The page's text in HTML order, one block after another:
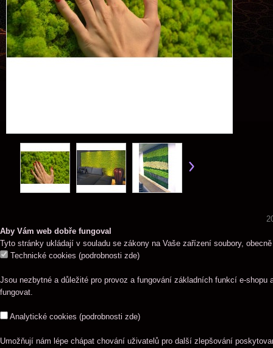
Aby Vám web dobře fungoval
Tyto stránky ukládají v souladu se zákony na Vaše zařízení soubory,
Technické cookies (podrobnosti zde)
Jsou nezbytné a důležité pro provoz a fungování základních funkcí e-
fungovat.
Analytické cookies (podrobnosti zde)
Umožňují nám lépe chápat chování uživatelů pro další zlepšování